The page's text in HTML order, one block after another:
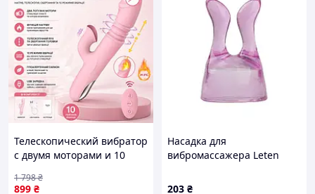
Телескопический вибратор
с двумя моторами и 10
Водонепроницаемый
899 ₴
1 798₴
Насадка для
вибромассажера Leten
Кайф
203 ₴